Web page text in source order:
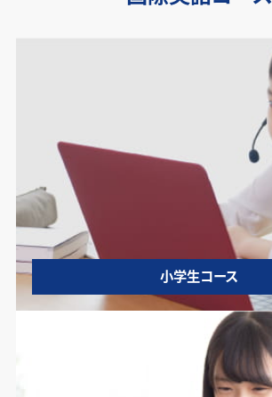
小学生コース